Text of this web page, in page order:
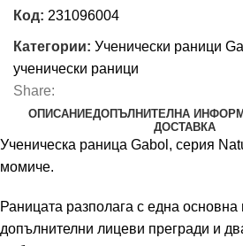
Код: 231096004
Категории: Ученически раници
ученически раници
Share:
ОПИСАНИЕДОПЪЛНИТЕЛНА
ДОСТАВКА
Ученическа раница Gabol, серия
момиче.
Раницата разполага с една основна
допълнителни лицеви прегради и